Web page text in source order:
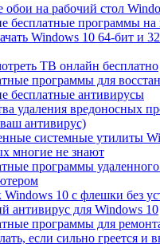
на рабочий стол
бесплатные программы на
Windows 10 64-бит и
ТВ онлайн бесплатно
программы для
бесплатные антивирусы
удаления вредоносных
антивирус)
системные утилиты
многие не знают
программы
Windows 10 с флешки без
антивирус для Windows 10
программы для
если сильно греется и